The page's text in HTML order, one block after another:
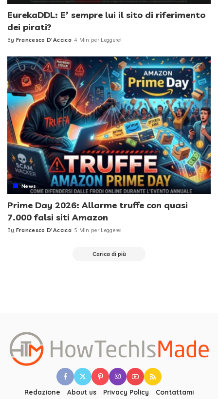
EurekaDDL: E’ sempre lui il sito di riferimento
dei pirati?
Posted
By Francesco D'Accico 4 Min per Leggere
News
Prime Day 2026: Allarme truffe con quasi
7.000 falsi siti Amazon
Posted
By Francesco D'Accico 5 Min per Leggere
Carica di più
Redazione About us Privacy Policy Contattami